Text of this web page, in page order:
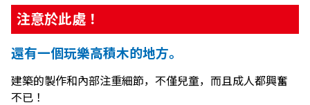
注意於此處！
還有一個玩樂高積木的地方。
建築的製作和內部注重細節，不僅兒童，而且成人都興奮
不已！